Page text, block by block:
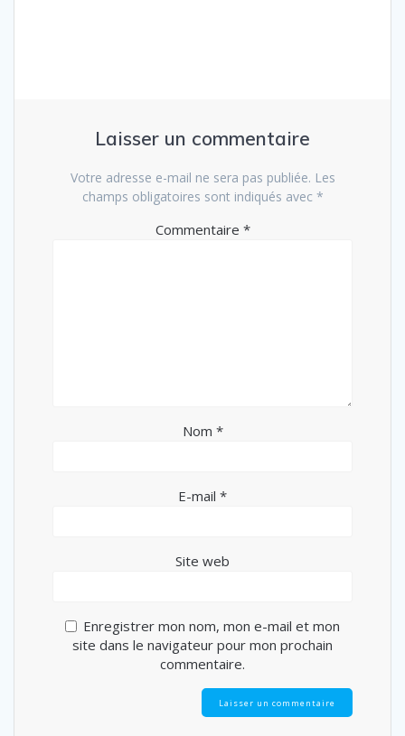
Laisser un commentaire
Votre adresse e-mail ne sera pas publiée. Les
champs obligatoires sont indiqués avec *
Commentaire *
Nom *
E-mail *
Site web
Enregistrer mon nom, mon e-mail et mon
site dans le navigateur pour mon prochain
commentaire.